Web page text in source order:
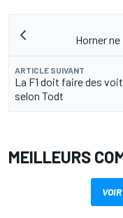
Horner
ARTICLE SUIVANT
La F1 doit faire des
selon Todt
MEILLEURS